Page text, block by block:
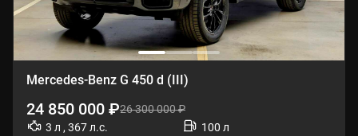
Mercedes-Benz G 450 d (III)
24 850 000 ₽26 300 000 ₽
3 л , 367 л.с.
100 л